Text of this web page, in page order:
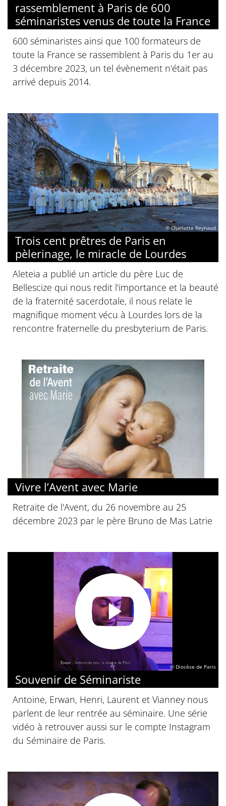
rassemblement à Paris de 600
séminaristes venus de toute la France
600 séminaristes ainsi que 100 formateurs de
toute la France se rassemblent à Paris du 1er au
3 décembre 2023, un tel évènement n'était pas
arrivé depuis 2014.
© Charlotte Reynaud
Trois cent prêtres de Paris en
pèlerinage, le miracle de Lourdes
Aleteia a publié un article du père Luc de
Bellescize qui nous redit l'importance et la beauté
de la fraternité sacerdotale, il nous relate le
magnifique moment vécu à Lourdes lors de la
rencontre fraternelle du presbyterium de Paris.
Vivre l’Avent avec Marie
Retraite de l'Avent, du 26 novembre au 25
décembre 2023 par le père Bruno de Mas Latrie
© Diocèse de Paris
Souvenir de Séminariste
Antoine, Erwan, Henri, Laurent et Vianney nous
parlent de leur rentrée au séminaire. Une série
vidéo à retrouver aussi sur le compte Instagram
du Séminaire de Paris.